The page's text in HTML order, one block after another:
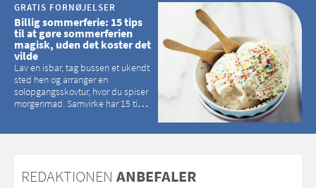
GRATIS FORNØJELSER
Billig sommerferie: 15 tips
til at gøre sommerferien
magisk, uden det koster det
vilde
Lav en isbar, tag bussen et ukendt
sted hen og arranger en
solopgangsskovtur, hvor du spiser
morgenmad. Samvirke har 15 tips
REDAKTIONEN ANBEFALER